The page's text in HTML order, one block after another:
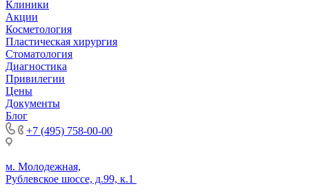
Клиники
Акции
Косметология
Пластическая хирургия
Стоматология
Диагностика
Привилегии
Цены
Документы
Блог
+7 (495) 758-00-00
м. Молодежная,
Рублевское шоссе, д.99, к.1